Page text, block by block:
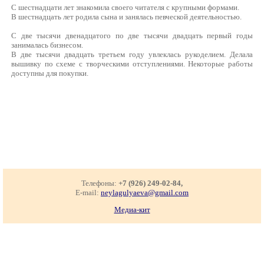
С шестнадцати лет знакомила своего читателя с крупными формами.
В шестнадцать лет родила сына и занялась певческой деятельностью.
С две тысячи двенадцатого по две тысячи двадцать первый годы
занималась бизнесом.
В две тысячи двадцать третьем году увлеклась рукоделием. Делала
вышивку по схеме с творческими отступлениями. Некоторые работы
доступны для покупки.
Телефоны: +7 (926) 249-02-84,
E-mail: neylagulyaeva@gmail.com
Медиа-кит